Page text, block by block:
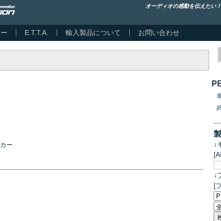
オーディオの感動を伝えたい
E.T.T.A. 輸入製品について お問い合わせ
ー
↓
↓
[